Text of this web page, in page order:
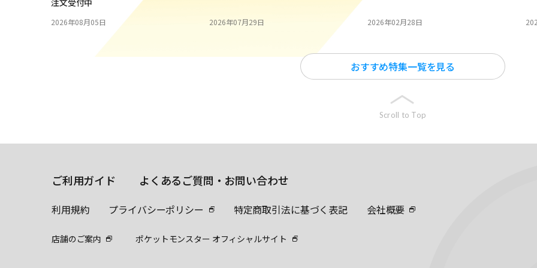
2026年08月05日 2026年07月29日 2026年02月28日
おすすめ特集一覧を見る
Scroll to Top
ご利用ガイド よくあるご質問・お問い合わせ
利用規約 プライバシーポリシー 特定商取引法に基づく表記 会社概要
店舗のご案内 ポケットモンスター オフィシャルサイト